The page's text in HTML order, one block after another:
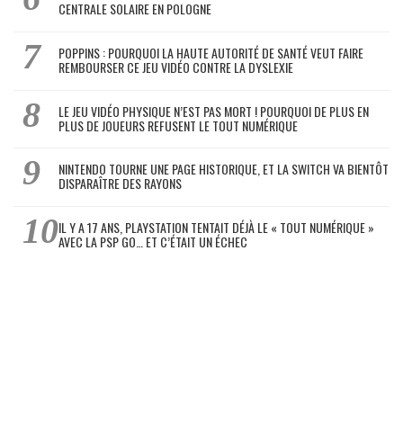
CENTRALE SOLAIRE EN POLOGNE
POPPINS : POURQUOI LA HAUTE AUTORITÉ DE SANTÉ VEUT FAIRE
REMBOURSER CE JEU VIDÉO CONTRE LA DYSLEXIE
LE JEU VIDÉO PHYSIQUE N’EST PAS MORT ! POURQUOI DE PLUS EN
PLUS DE JOUEURS REFUSENT LE TOUT NUMÉRIQUE
NINTENDO TOURNE UNE PAGE HISTORIQUE, ET LA SWITCH VA BIENTÔT
DISPARAÎTRE DES RAYONS
IL Y A 17 ANS, PLAYSTATION TENTAIT DÉJÀ LE « TOUT NUMÉRIQUE »
AVEC LA PSP GO… ET C’ÉTAIT UN ÉCHEC